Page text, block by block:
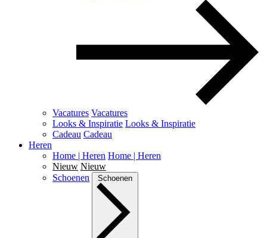
Vacatures Vacatures
Looks & Inspiratie Looks & Inspiratie
Cadeau Cadeau
Heren
Home | Heren Home | Heren
Nieuw Nieuw
Schoenen
Schoenen